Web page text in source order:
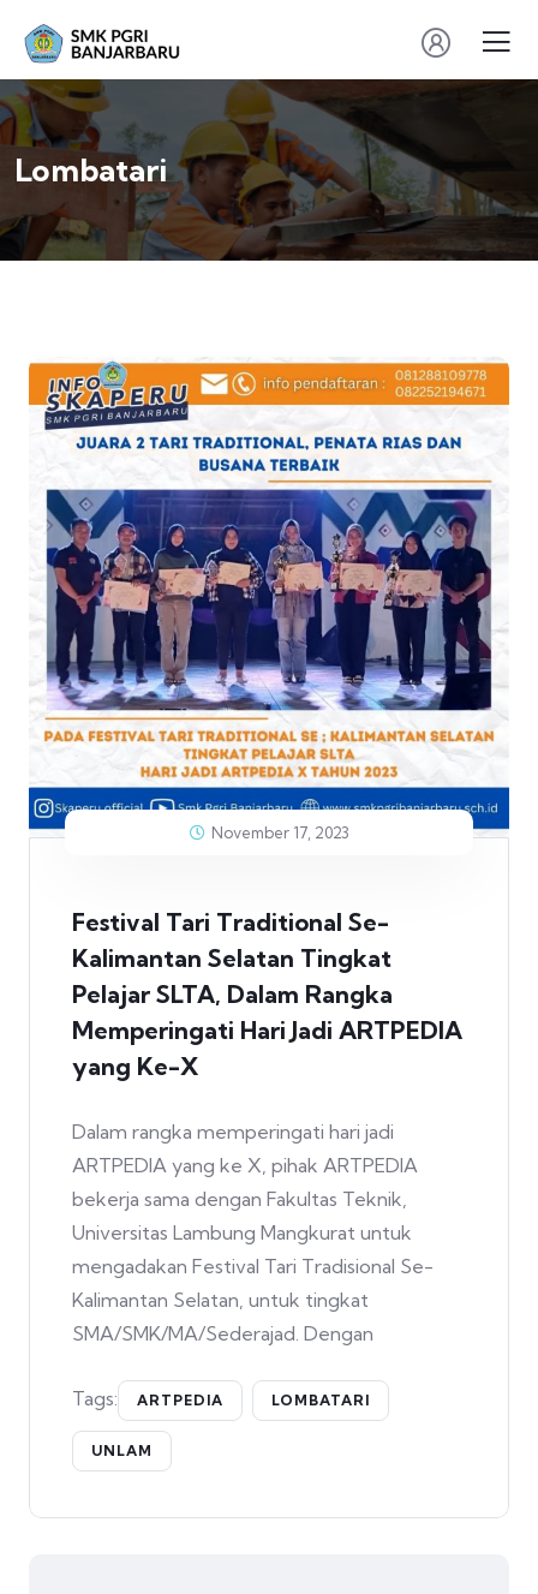
Lombatari
November 17, 2023
Festival Tari Traditional Se-
Kalimantan Selatan Tingkat
Pelajar SLTA, Dalam Rangka
Memperingati Hari Jadi ARTPEDIA
yang Ke-X
Dalam rangka memperingati hari jadi
ARTPEDIA yang ke X, pihak ARTPEDIA
bekerja sama dengan Fakultas Teknik,
Universitas Lambung Mangkurat untuk
mengadakan Festival Tari Tradisional Se-
Kalimantan Selatan, untuk tingkat
SMA/SMK/MA/Sederajad. Dengan
Tags: ARTPEDIA LOMBATARI
UNLAM